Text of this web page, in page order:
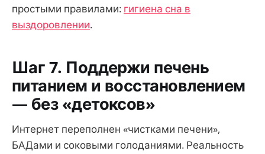
простыми правилами: гигиена сна в
выздоровлении.
Шаг 7. Поддержи печень
питанием и восстановлением
— без «детоксов»
Интернет переполнен «чистками печени»,
БАДами и соковыми голоданиями. Реальность